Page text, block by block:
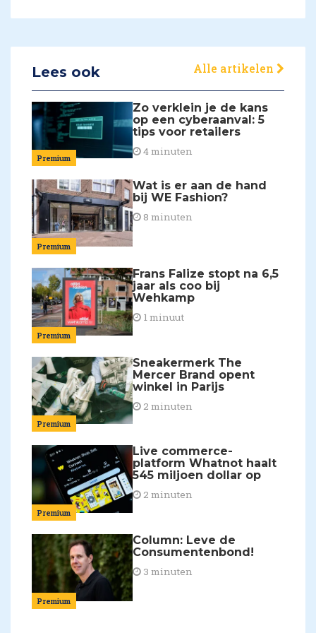
Lees ook Alle artikelen
Premium
Zo verklein je de kans
op een cyberaanval: 5
tips voor retailers
4 minuten
Premium
Wat is er aan de hand
bij WE Fashion?
8 minuten
Premium
Frans Falize stopt na 6,5
jaar als coo bij
Wehkamp
1 minuut
Premium
Sneakermerk The
Mercer Brand opent
winkel in Parijs
2 minuten
Premium
Live commerce-
platform Whatnot haalt
545 miljoen dollar op
2 minuten
Premium
Column: Leve de
Consumentenbond!
3 minuten